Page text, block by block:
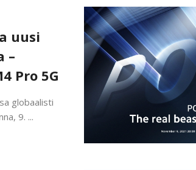
uusi
–
Pro 5G
globaalisti
9. ...